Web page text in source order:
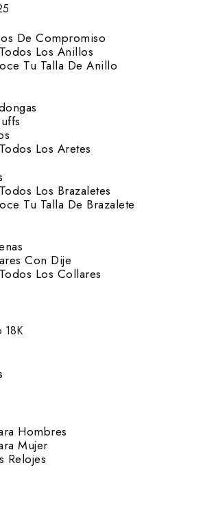
De Compromiso
Los Anillos
Tu Talla De Anillo
Los Aretes
Los Brazaletes
Tu Talla De Brazalete
Con Dije
Los Collares
18K
Hombres
Mujer
Relojes